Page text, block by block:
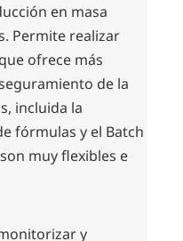
en masa
Permite realizar
ofrece más
de la
incluida la
fórmulas y el Batch
muy flexibles e
y